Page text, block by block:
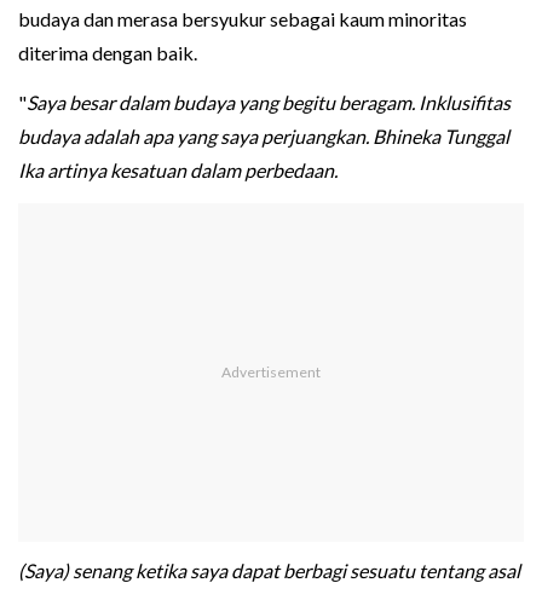
budaya dan merasa bersyukur sebagai kaum minoritas
diterima dengan baik.
"Saya besar dalam budaya yang begitu beragam. Inklusifitas
budaya adalah apa yang saya perjuangkan. Bhineka Tunggal
Ika artinya kesatuan dalam perbedaan.
(Saya) senang ketika saya dapat berbagi sesuatu tentang asal